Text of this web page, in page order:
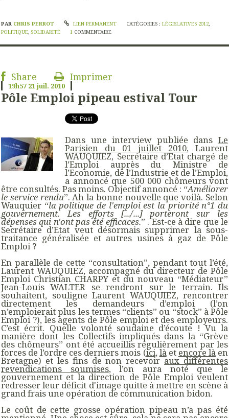
PAR CHRIS PERROT LIEN PERMANENT CATÉGORIES :LÉGISLATIVES 2012
POLITIQUE SOLIDARITÉ 1 COMMENTAIRE
Share Imprimer
19h57 21 juil. 2010
Pôle Emploi pipeau estival Tour
Dans une interview publiée dans Le
Parisien du 01 juillet 2010, Laurent
WAUQUIEZ, Secrétaire d’Etat chargé de
l’Emploi auprès du Ministre de
l’Economie, de l’Industrie et de l’Emploi,
a annoncé que 500 000 chômeurs vont
être consultés. Pas moins. Objectif annoncé : “Améliorer
le service rendu”. Ah la bonne nouvelle que voilà. Selon
Wauquier “la politique de l'emploi est la priorité n°1 du
gouvernement. Les efforts [.../...] porteront sur les
dépenses qui n'ont pas été efficaces.” . Est-ce à dire que le
Secrétaire d’Etat veut désormais supprimer la sous-
traitance généralisée et autres usines à gaz de Pôle
Emploi ?
En parallèle de cette “consultation”, pendant tout l’été,
Laurent WAUQUIEZ, accompagné du directeur de Pôle
Emploi Christian CHARPY et du nouveau “Médiateur”
Jean-Louis WALTER se rendront sur le terrain. Ils
souhaitent, souligne Laurent WAUQUIEZ, rencontrer
directement les demandeurs d’emploi (l’on
n’emploierait plus les termes “clients” ou “stock” à Pôle
Emploi ?), les agents de Pôle emploi et des employeurs.
C’est écrit. Quelle volonté soudaine d’écoute ! Vu la
manière dont les Collectifs impliqués dans la “Grève
des chômeurs” ont été accueillis régulièrement par les
forces de l’ordre ces derniers mois (ici,làet encore làen
Bretagne) et les fins de non recevoiraux différentes
revendications soumises, l’on aura noté que le
gouvernement et la direction de Pôle Emploi veulent
redresser leur déficit d'image quitte à mettre en scène à
grand frais une opération de communication bidon.
Le coût de cette grosse opération pipeau n’a pas été